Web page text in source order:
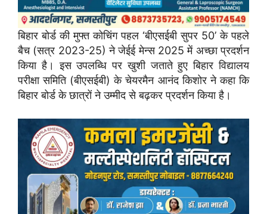
बिहार बोर्ड की मुफ्त कोचिंग पहल ‘बीएसईबी सुपर 50’ के पहले
बैच (सत्र 2023-25) ने जेईई मेन्स 2025 में अच्छा प्रदर्शन
किया है। इस उपलब्धि पर खुशी जताते हुए बिहार विद्यालय
परीक्षा समिति (बीएसईबी) के चेयरमैन आनंद किशोर ने कहा कि
बिहार बोर्ड के छात्रों ने उम्मीद से बढ़कर प्रदर्शन किया है।